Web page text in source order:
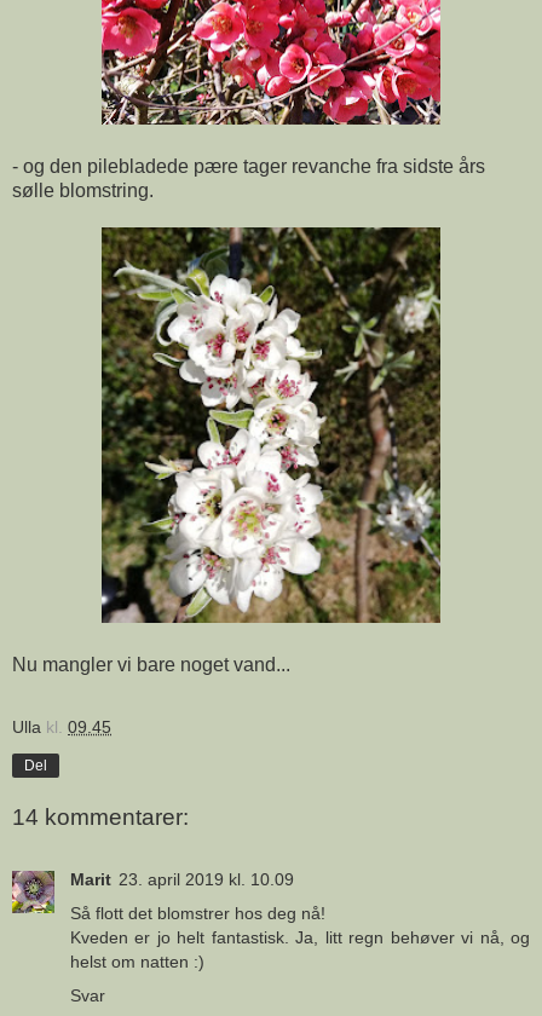
- og den pilebladede pære tager revanche fra sidste års
sølle blomstring.
Nu mangler vi bare noget vand...
Ulla kl. 09.45
Del
14 kommentarer:
Marit 23. april 2019 kl. 10.09
Så flott det blomstrer hos deg nå!
Kveden er jo helt fantastisk. Ja, litt regn behøver vi nå, og
helst om natten :)
Svar